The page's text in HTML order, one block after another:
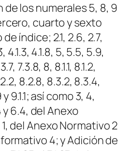
los numerales 5, 8, 9
cuarto y sexto
índice; 2.1, 2.6, 2.7,
4.1.3, 4.1.8, 5, 5.5, 5.9,
7.3.8, 8, 8.1.1, 8.1.2,
8.2.8, 8.3.2, 8.3.4,
9.1.1; así como 3, 4,
y 6.4, del Anexo
del Anexo Normativo 2
4; y Adición de